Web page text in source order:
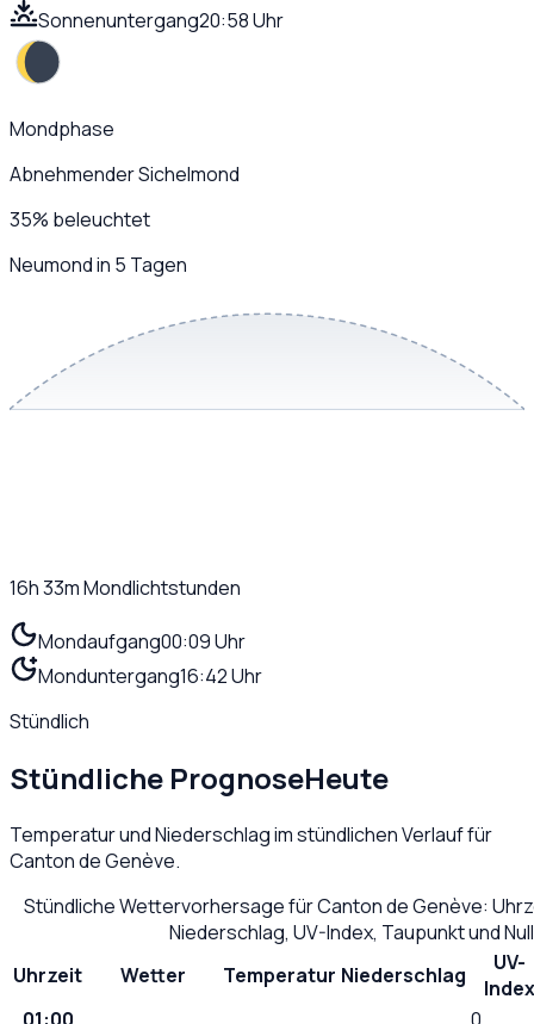
Sonnenuntergang20:58 Uhr
Mondphase
Abnehmender Sichelmond
35% beleuchtet
Neumond in 5 Tagen
16h 33mMondlichtstunden
Mondaufgang00:09 Uhr
Monduntergang16:42 Uhr
Stündlich
Stündliche PrognoseHeute
Temperatur und Niederschlag im stündlichen Verlauf für
Canton de Genève.
Stündliche Wettervorhersage fürCanton de Genève:
Niederschlag, UV-Index, Taupunkt und
Uhrzeit
Wetter Temperatur Niederschlag
UV-
Index